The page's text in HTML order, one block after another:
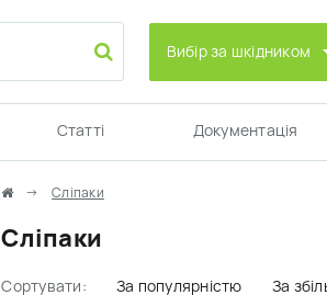
Вибір за шкідником
Статті Документація
Сліпаки
Сліпаки
Сортувати: За популярністю За